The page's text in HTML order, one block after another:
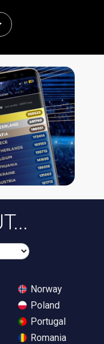
Norway
Poland
Portugal
Romania